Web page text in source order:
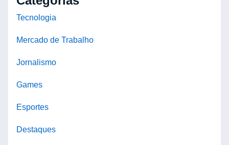
Tecnologia
Mercado de Trabalho
Jornalismo
Games
Esportes
Destaques